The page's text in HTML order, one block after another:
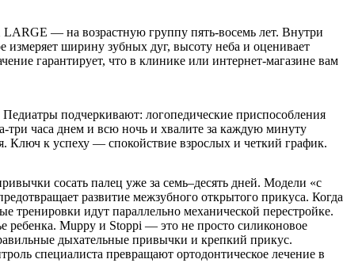
LARGE — на возрастную группу пять-восемь лет. Внутри
ширину зубных дуг, высоту неба и оценивает
гарантирует, что в клинике или интернет-магазине вам
подчеркивают: логопедические приспособления
часа днем и всю ночь и хвалите за каждую минуту
Ключ к успеху — спокойствие взрослых и четкий график.
сосать палец уже за семь–десять дней. Модели «с
развитие межзубного открытого прикуса. Когда
тренировки идут параллельно механической перестройке.
Muppy и Stoppi — это не просто силиконовое
дыхательные привычки и крепкий прикус.
специалиста превращают ортодонтическое лечение в